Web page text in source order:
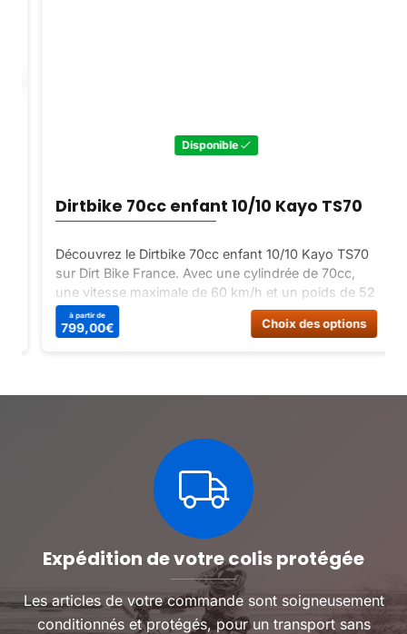
Disponible
Dirtbike 70cc enfant 10/10 Kayo TS70
Découvrez le Dirtbike 70cc enfant 10/10 Kayo TS70
sur Dirt Bike France. Avec une cylindrée de 70cc,
une vitesse maximale de 60 km/h et un poids de 52
Kg, ce dirtbike est parfait pour les jeunes pilotes en
herbe. Commandez-le dès maintenant !
à partir de
799,00€ Choix des options
Ce
produit
produit
Expédition de votre colis protégée
Les articles de votre commande sont soigneusement
conditionnés et protégés, pour un transport sans